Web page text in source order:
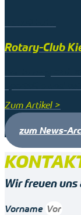
Rotary-Club
Zum Artikel >
zum News-
Wir freuen
Vorname